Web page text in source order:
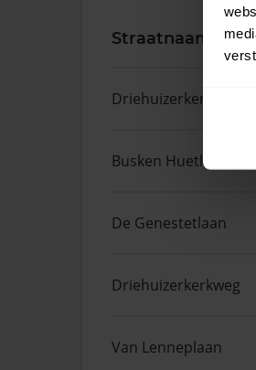
Straatnaam
Driehuizerkerkweg
Busken Huetlaan
De Genestetlaan
Driehuizerkerkweg
Van Lenneplaan